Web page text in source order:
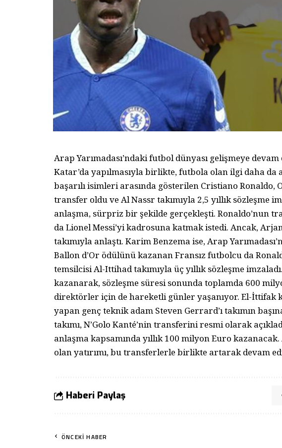
Arap Yarımadası’ndaki futbol dünyası gelişmeye devam
Katar’da yapılmasıyla birlikte, futbola olan ilgi daha
başarılı isimleri arasında gösterilen Cristiano Ronaldo,
transfer oldu ve Al Nassr takımıyla 2,5 yıllık sözleşme
anlaşma, sürpriz bir şekilde gerçekleşti. Ronaldo’nun
da Lionel Messi’yi kadrosuna katmak istedi. Ancak,
takımıyla anlaştı. Karim Benzema ise, Arap
Ballon d’Or ödülünü kazanan Fransız futbolcu da
temsilcisi Al-Ittihad takımıyla üç yıllık sözleşme
kazanarak, sözleşme süresi sonunda toplamda 600
direktörler için de hareketli günler yaşanıyor. El-İttifak
yapan genç teknik adam Steven Gerrard’ı takımın
takımı, N’Golo Kanté’nin transferini resmi olarak
anlaşma kapsamında yıllık 100 milyon Euro kazanacak.
olan yatırımı, bu transferlerle birlikte artarak devam
Haberi Paylaş
ÖNCEKI HABER